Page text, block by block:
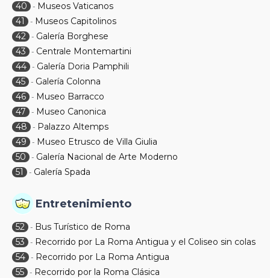
40 - Museos Vaticanos
41
- Museos Capitolinos
42 - Galería Borghese
43
- Centrale Montemartini
44 - Galería Doria Pamphili
45 - Galería Colonna
46 - Museo Barracco
47
- Museo Canonica
48
- Palazzo Altemps
49
- Museo Etrusco de Villa Giulia
50
- Galería Nacional de Arte Moderno
51
- Galería Spada
Entretenimiento
52 - Bus Turístico de Roma
53
- Recorrido por La Roma Antigua y el Coliseo sin colas
54 - Recorrido por La Roma Antigua
55 - Recorrido por la Roma Clásica